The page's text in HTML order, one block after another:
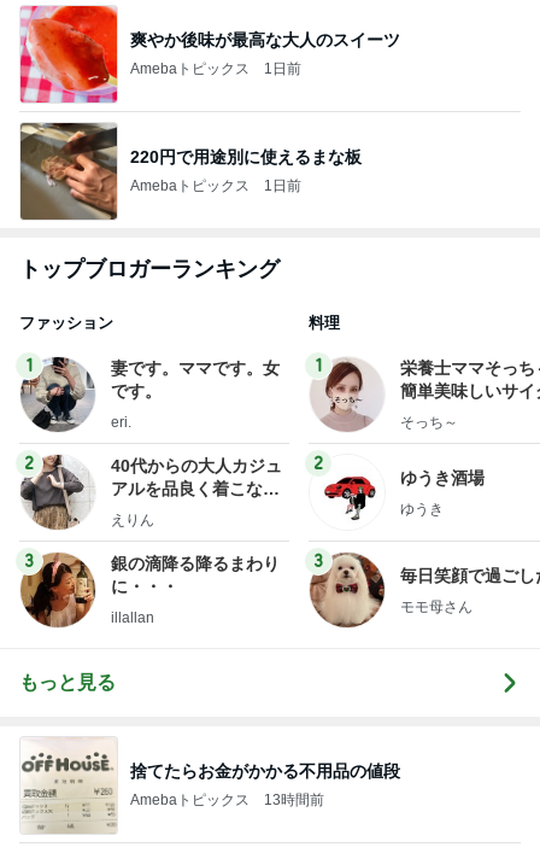
爽やか後味が最高な大人のスイーツ
Amebaトピックス 1日前
220円で用途別に使えるまな板
Amebaトピックス 1日前
トップブロガーランキング
ファッション
1
妻です。ママです。女
です。
eri.
2
40代からの大人カジュ
アルを品良く着こなす
ファッションブログ
えりん
3
銀の滴降る降るまわり
に・・・
illallan
料理
1
栄養士ママそっち
簡単美味しいサイ
献立
そっち～
2
ゆうき酒場
ゆうき
3
毎日笑顔で過ごし
モモ母さん
もっと見る
捨てたらお金がかかる不用品の値段
Amebaトピックス 13時間前